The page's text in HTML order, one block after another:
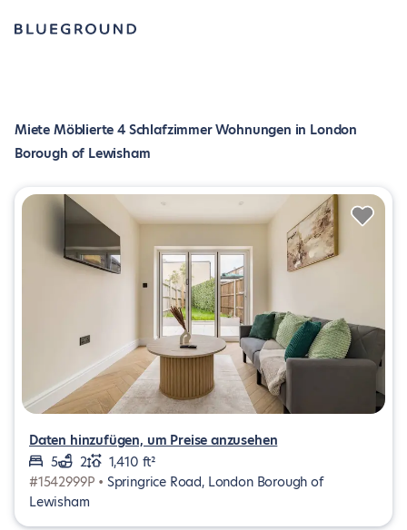
Miete Möblierte 4 Schlafzimmer Wohnungen in London
Borough of Lewisham
Daten hinzufügen, um Preise anzusehen
5
2
1,410 ft²
#1542999P • Springrice Road, London Borough of
Lewisham